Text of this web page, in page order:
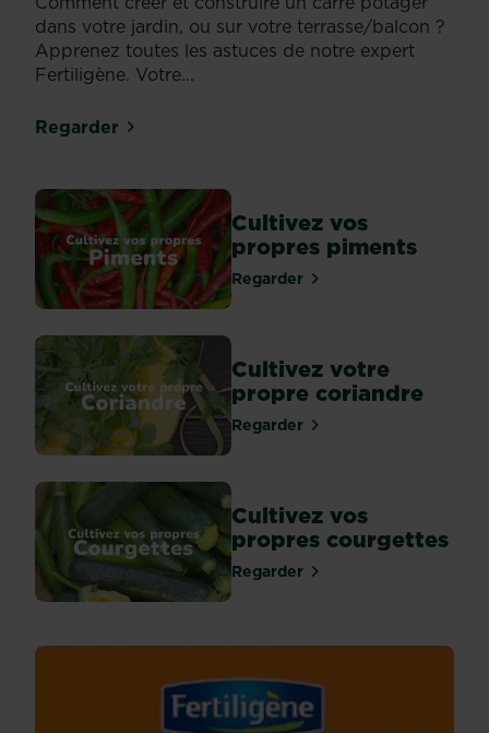
dans votre jardin, ou sur votre terrasse/balcon ?
Apprenez toutes les astuces de notre expert
Fertiligène. Votre...
Regarder
Cultivez vos
propres piments
Regarder
Cultivez votre
propre coriandre
Regarder
Cultivez vos
propres courgettes
Regarder